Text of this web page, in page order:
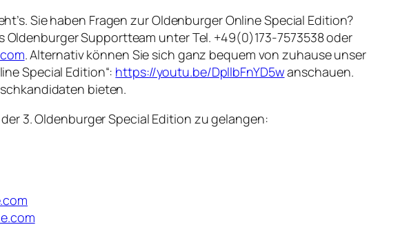
Sie haben Fragen zur Oldenburger Online Special Edition?
Oldenburger Supportteam unter Tel. +49(0)173-7573538 oder
. Alternativ können Sie sich ganz bequem von zuhause unser
Special Edition“: https://youtu.be/DpllbFnYD5wanschauen.
bieten.
3. Oldenburger Special Edition zu gelangen: